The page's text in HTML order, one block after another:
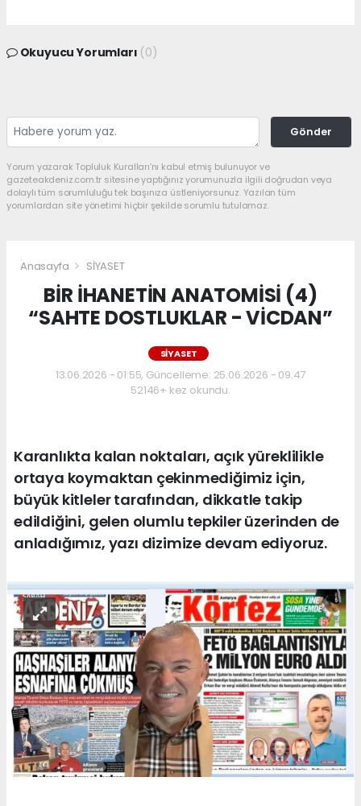
Okuyucu Yorumları (0)
Gönder
Yorum yazarak Topluluk Kuralları’nı kabul etmiş bulunuyor ve
gazeteakdeniz.com.tr sitesine yaptığınız yorumunuzla ilgili doğrudan veya
dolaylı tüm sorumluluğu tek başınıza üstleniyorsunuz. Yazılan tüm
yorumlardan site yönetimi hiçbir şekilde sorumlu tutulamaz.
Anasayfa SİYASET
BİR İHANETİN ANATOMİSİ (4)
“SAHTE DOSTLUKLAR - VİCDAN”
SİYASET
13.06.2026 - 01:55, Güncelleme: 25.06.2026 - 09:47
52146+ kez okundu.
Karanlıkta kalan noktaları, açık yüreklilikle
ortaya koymaktan çekinmediğimiz için,
büyük kitleler tarafından, dikkatle takip
edildiğini, gelen olumlu tepkiler üzerinden de
anladığımız, yazı dizimize devam ediyoruz.